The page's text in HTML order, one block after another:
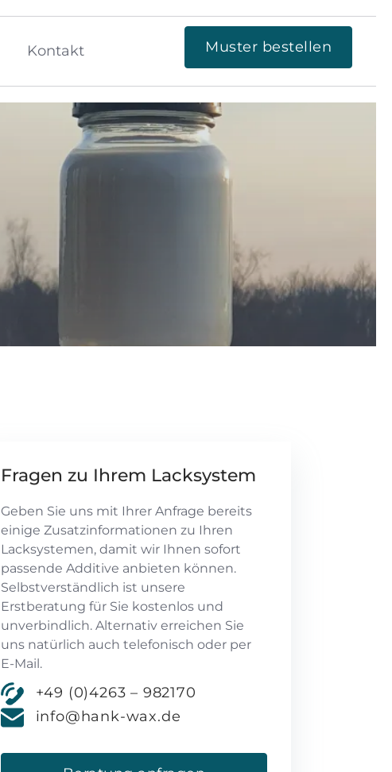
Kontakt Muster bestellen
Fragen zu Ihrem Lacksystem
Geben Sie uns mit Ihrer Anfrage bereits
einige Zusatzinformationen zu Ihren
Lacksystemen, damit wir Ihnen sofort
passende Additive anbieten können.
Selbstverständlich ist unsere
Erstberatung für Sie kostenlos und
unverbindlich. Alternativ erreichen Sie
uns natürlich auch telefonisch oder per
E-Mail.
+49 (0)4263 – 982170
info@hank-wax.de